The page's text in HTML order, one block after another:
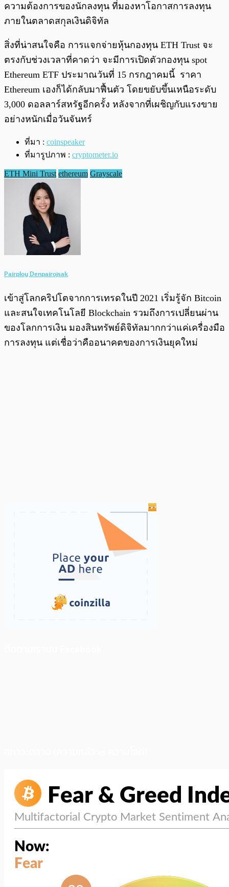
ความต้องการของนักลงทุน ที่มองหาโอกาสการลงทุน
ภายในตลาดสกุลเงินดิจิทัล
สิ่งที่น่าสนใจคือ การแจกจ่ายหุ้นกองทุน ETH Trust จะ
ตรงกับช่วงเวลาที่คาดว่า จะมีการเปิดตัวกองทุน spot
Ethereum ETF ประมาณวันที่ 15 กรกฎาคมนี้ ราคา
Ethereum เองก็ได้กลับมาฟื้นตัว โดยขยับขึ้นเหนือระดับ
3,000 ดอลลาร์สหรัฐอีกครั้ง หลังจากที่เผชิญกับแรงขาย
อย่างหนักเมื่อวันจันทร์
ที่มา : coinspeaker
ที่มารูปภาพ : cryptometer.io
ETH Mini Trust ethereum Grayscale
Pairploy Denpairojsak
เข้าสู่โลกคริปโตจากการเทรดในปี 2021 เริ่มรู้จัก Bitcoin
และสนใจเทคโนโลยี Blockchain รวมถึงการเปลี่ยนผ่าน
ของโลกการเงิน มองสินทรัพย์ดิจิทัลมากกว่าแค่เครื่องมือ
การลงทุน แต่เชื่อว่าคืออนาคตของการเงินยุคใหม่